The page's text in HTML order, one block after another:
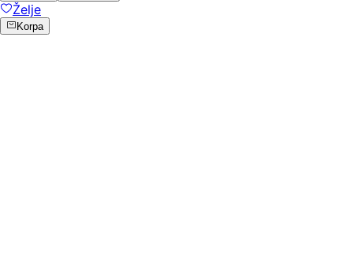
Želje
Korpa